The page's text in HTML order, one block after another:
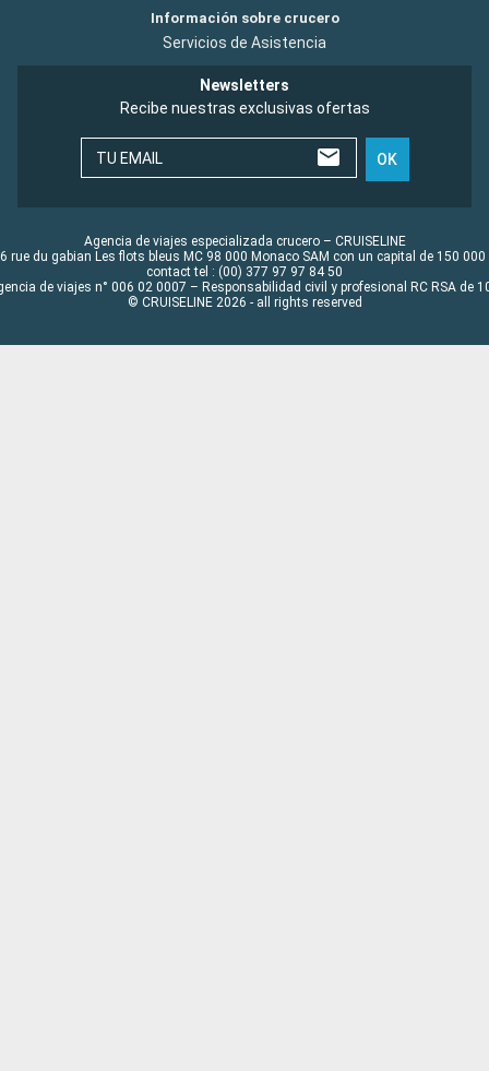
Información sobre crucero
Servicios de Asistencia
Newsletters
Recibe nuestras exclusivas ofertas
TU EMAIL OK
Agencia de viajes especializada crucero – CRUISELINE
rue du gabian Les flots bleus MC 98 000 Monaco SAM con un capital de 150 000
contact tel : (00) 377 97 97 84 50
de viajes n° 006 02 0007 – Responsabilidad civil y profesional RC RSA de
© CRUISELINE 2026 - all rights reserved